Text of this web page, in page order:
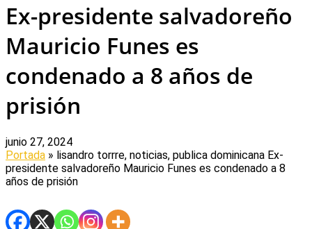
Ex-presidente salvadoreño
Mauricio Funes es
condenado a 8 años de
prisión
junio 27, 2024
Portada » lisandro torrre, noticias, publica dominicana Ex-
presidente salvadoreño Mauricio Funes es condenado a 8
años de prisión